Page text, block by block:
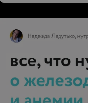
каждый зажим. Уже
сеанса мое тело
отношение и приятную
атмосферу родного
волшебница!!!